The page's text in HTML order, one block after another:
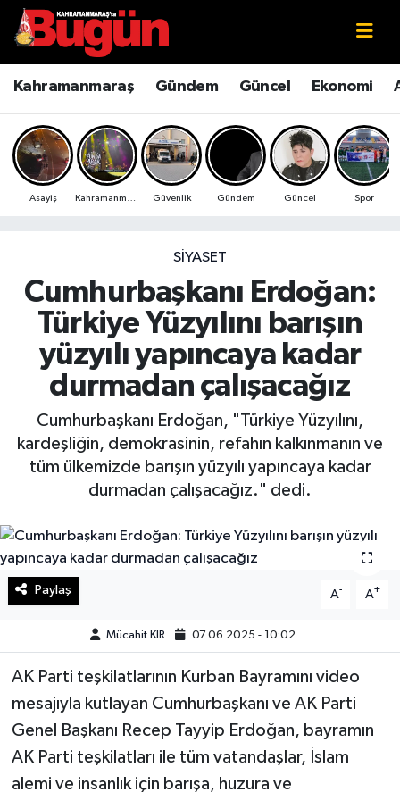
Kahramanmaraş Gündem Güncel Ekonomi
Asayiş Güvenlik Gündem Güncel Spor
SIYASET
Cumhurbaşkanı Erdoğan:
Türkiye Yüzyılını barışın
yüzyılı yapıncaya kadar
durmadan çalışacağız
Cumhurbaşkanı Erdoğan, "Türkiye Yüzyılını,
kardeşliğin, demokrasinin, refahın kalkınmanın ve
tüm ülkemizde barışın yüzyılı yapıncaya kadar
durmadan çalışacağız." dedi.
Paylaş A- A+
Mücahit KIR 07.06.2025 - 10:02
AK Parti teşkilatlarının Kurban Bayramını video
mesajıyla kutlayan Cumhurbaşkanı ve AK Parti
Genel Başkanı Recep Tayyip Erdoğan, bayramın
AK Parti teşkilatları ile tüm vatandaşlar, İslam
alemi ve insanlık için barışa, huzura ve
Kahramanmaraş
Kahramanmaraş Sokak Röportajları
Bilim ve Teknoloji
Çevre
Ekonomi
Genel
Güncel
Haberde İnsan
Kültür Sanat
Manşet Altı
Sağlık
Spor
Kahramanmaraş Nöbetçi Eczaneler
Kahramanmaraş Hava Durumu
Kahramanmaraş Namaz Vakitleri
Kahramanmaraş Trafik Yoğunluk Haritası
Süper Lig Puan Durumu ve Fikstür
Tüm Manşetler
Son Dakika Haberleri
Haber Arşivi